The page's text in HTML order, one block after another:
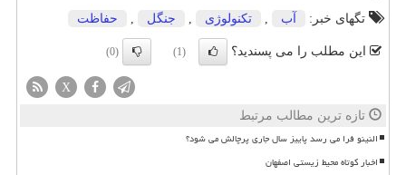
تگهای خبر:
آب تكنولوژی جنگل حفاظت
این مطلب را می پسندید؟ (1)
(0)
X
تازه ترین مطالب مرتبط
النینو فرا می رسد پاییز سال جاری پرچالش می شود؟
اخبار کوتاه محیط زیستی اصفهان